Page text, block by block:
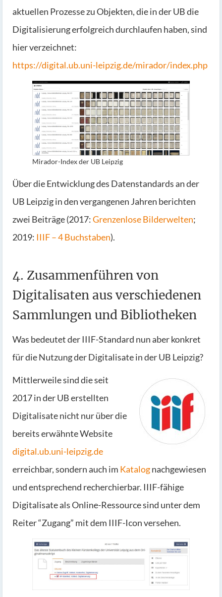
aktuellen Prozesse zu Objekten, die in der UB die
Digitalisierung erfolgreich durchlaufen haben, sind
hier verzeichnet:
https://digital.ub.uni-leipzig.de/mirador/index.php
Mirador-Index der UB Leipzig
Über die Entwicklung des Datenstandards an der
UB Leipzig in den vergangenen Jahren berichten
zwei Beiträge (2017:Grenzenlose Bilderwelten;
2019: IIIF – 4 Buchstaben).
4. Zusammenführen von
Digitalisaten aus verschiedenen
Sammlungen und Bibliotheken
Was bedeutet der IIIF-Standard nun aber konkret
für die Nutzung der Digitalisate in der UB Leipzig?
Mittlerweile sind die seit
2017 in der UB erstellten
Digitalisate nicht nur über die
bereits erwähnte Website
digital.ub.uni-leipzig.de
erreichbar, sondern auch im Katalognachgewiesen
und entsprechend recherchierbar. IIIF-fähige
Digitalisate als Online-Ressource sind unter dem
Reiter “Zugang” mit dem IIIF-Icon versehen.